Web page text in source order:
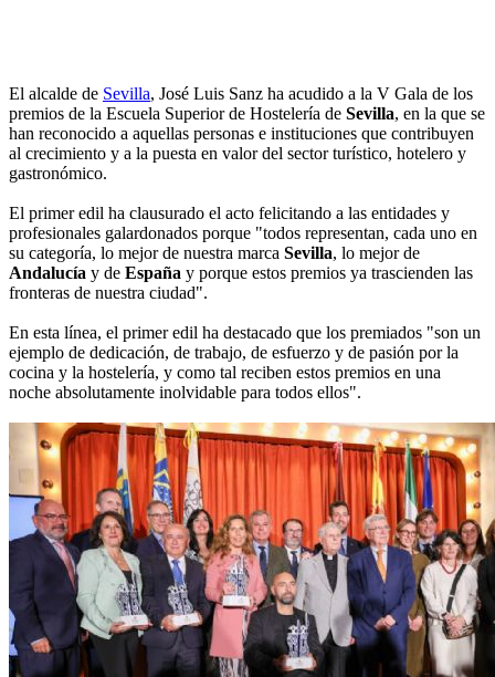
El alcalde de Sevilla, José Luis Sanz ha acudido a la V Gala de los
premios de la Escuela Superior de Hostelería de Sevilla, en la que se
han reconocido a aquellas personas e instituciones que contribuyen
al crecimiento y a la puesta en valor del sector turístico, hotelero y
gastronómico.
El primer edil ha clausurado el acto felicitando a las entidades y
profesionales galardonados porque "todos representan, cada uno en
su categoría, lo mejor de nuestra marca Sevilla, lo mejor de
Andalucía y de España y porque estos premios ya trascienden las
fronteras de nuestra ciudad".
En esta línea, el primer edil ha destacado que los premiados "son un
ejemplo de dedicación, de trabajo, de esfuerzo y de pasión por la
cocina y la hostelería, y como tal reciben estos premios en una
noche absolutamente inolvidable para todos ellos".